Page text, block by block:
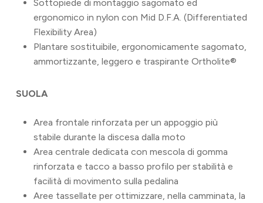
Sottopiede di montaggio sagomato ed
ergonomico in nylon con Mid D.F.A. (Differentiated
Flexibility Area)
Plantare sostituibile, ergonomicamente sagomato,
ammortizzante, leggero e traspirante Ortholite®
SUOLA
Area frontale rinforzata per un appoggio più
stabile durante la discesa dalla moto
Area centrale dedicata con mescola di gomma
rinforzata e tacco a basso profilo per stabilità e
facilità di movimento sulla pedalina
Aree tassellate per ottimizzare, nella camminata, la